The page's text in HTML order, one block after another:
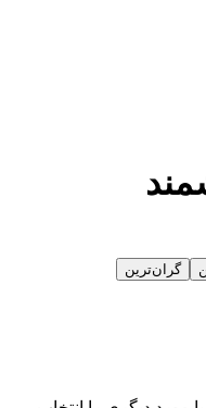
گران‌ترین